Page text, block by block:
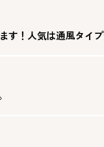
す！人気は通風タイプ